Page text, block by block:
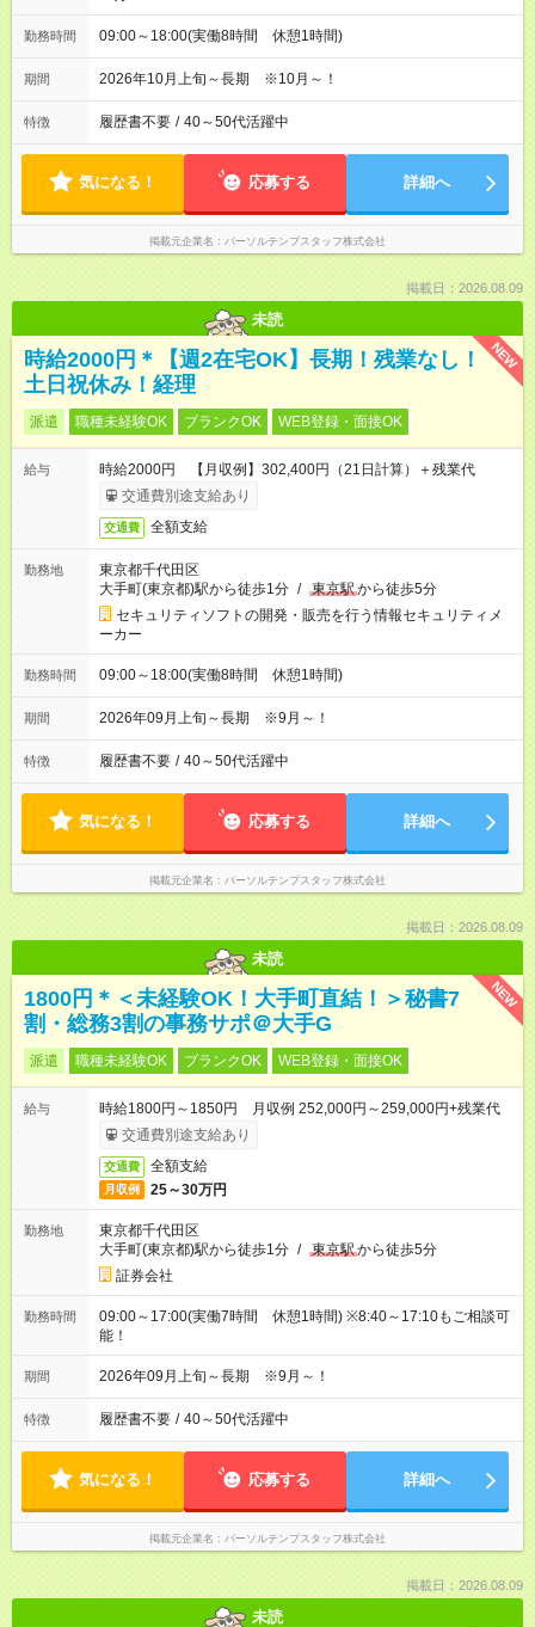
勤務時間 09:00～18:00(実働8時間 休憩1時間)
期間 2026年10月上旬～長期 ※10月～！
特徴 履歴書不要 / 40～50代活躍中
気になる！ 応募する 詳細へ
掲載元企業名 パーソルテンプスタッフ株式会社
掲載日：2026.08.09
未読
NEW
時給2000円＊【週2在宅OK】長期！残業なし！
土日祝休み！経理
派遣 職種未経験OK ブランクOK WEB登録・面接OK
給与
時給2000円 【月収例】302,400円（21日計算）＋残業代
交通費別途支給あり
交通費 全額支給
勤務地
東京都千代田区
大手町(東京都)駅から徒歩1分 / 東京駅から徒歩5分
セキュリティソフトの開発・販売を行う情報セキュリティメ
ーカー
勤務時間 09:00～18:00(実働8時間 休憩1時間)
期間 2026年09月上旬～長期 ※9月～！
特徴 履歴書不要 / 40～50代活躍中
気になる！ 応募する 詳細へ
掲載元企業名 パーソルテンプスタッフ株式会社
掲載日：2026.08.09
未読
NEW
1800円＊＜未経験OK！大手町直結！＞秘書7
割・総務3割の事務サポ＠大手G
派遣 職種未経験OK ブランクOK WEB登録・面接OK
給与
時給1800円～1850円 月収例 252,000円～259,000円+残業代
交通費別途支給あり
交通費 全額支給
月収例 25～30万円
勤務地
東京都千代田区
大手町(東京都)駅から徒歩1分 / 東京駅から徒歩5分
証券会社
勤務時間
09:00～17:00(実働7時間 休憩1時間) ※8:40～17:10もご相談可
能！
期間 2026年09月上旬～長期 ※9月～！
特徴 履歴書不要 / 40～50代活躍中
気になる！ 応募する 詳細へ
掲載元企業名 パーソルテンプスタッフ株式会社
掲載日：2026.08.09
未読